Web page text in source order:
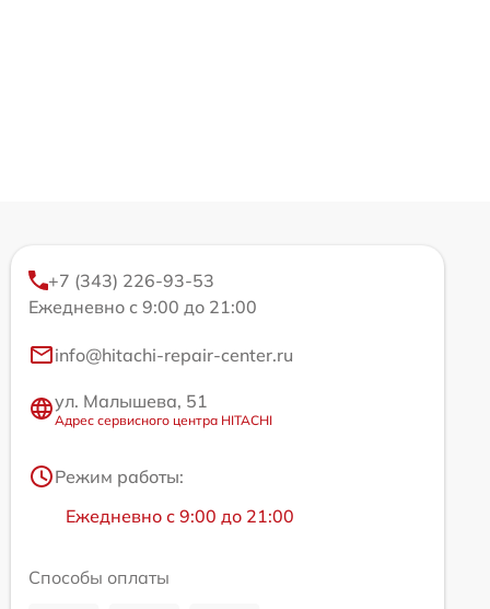
+7 (343) 226-93-53
Ежедневно с 9:00 до 21:00
info@hitachi-repair-center.ru
ул. Малышева, 51
Адрес сервисного центра HITACHI
Режим работы:
Ежедневно с 9:00 до 21:00
Способы оплаты